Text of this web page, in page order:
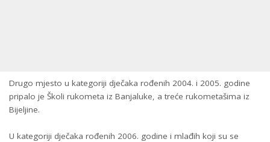
Drugo mjesto u kategoriji dječaka rođenih 2004. i 2005. godine
pripalo je Školi rukometa iz Banjaluke, a treće rukometašima iz
Bijeljine.
U kategoriji dječaka rođenih 2006. godine i mlađih koji su se